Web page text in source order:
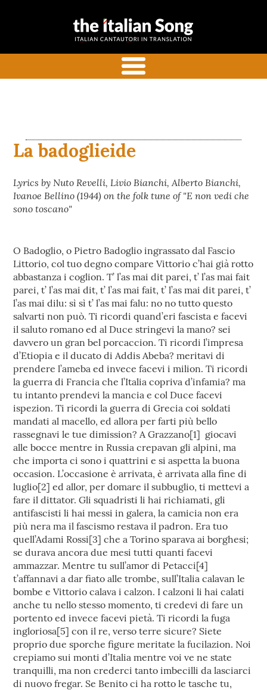
the italian
with commentaries
La badoglieide
Lyrics by Nuto Revelli, Livio Bianchi, Alberto Bianchi,
Ivanoe Bellino (1944) on the folk tune of "E non vedi che
sono toscano"
O Badoglio, o Pietro Badoglio ingrassato dal Fascio
Littorio, col tuo degno compare Vittorio c’hai già rotto
abbastanza i coglion. T’ l’as mai dit parei, t’ l’as mai fait
parei, t’ l’as mai dit, t’ l’as mai fait, t’ l’as mai dit parei, t’
l’as mai dilu: sì sì t’ l’as mai falu: no no tutto questo
salvarti non può. Ti ricordi quand’eri fascista e facevi
il saluto romano ed al Duce stringevi la mano? sei
davvero un gran bel porcaccion. Ti ricordi l’impresa
d’Etiopia e il ducato di Addis Abeba? meritavi di
prendere l’ameba ed invece facevi i milion. Ti ricordi
la guerra di Francia che l’Italia copriva d’infamia? ma
tu intanto prendevi la mancia e col Duce facevi
ispezion. Ti ricordi la guerra di Grecia coi soldati
mandati al macello, ed allora per farti più bello
rassegnavi le tue dimission? A Grazzano[1] giocavi
alle bocce mentre in Russia crepavan gli alpini, ma
che importa ci sono i quattrini e si aspetta la buona
occasion. L’occasione è arrivata, è arrivata alla fine di
luglio[2] ed allor, per domare il subbuglio, ti mettevi a
fare il dittator. Gli squadristi li hai richiamati, gli
antifascisti li hai messi in galera, la camicia non era
più nera ma il fascismo restava il padron. Era tuo
quell’Adami Rossi[3] che a Torino sparava ai borghesi;
se durava ancora due mesi tutti quanti facevi
ammazzar. Mentre tu sull’amor di Petacci[4]
t’affannavi a dar fiato alle trombe, sull’Italia calavan le
bombe e Vittorio calava i calzon. I calzoni li hai calati
anche tu nello stesso momento, ti credevi di fare un
portento ed invece facevi pietà. Ti ricordi la fuga
ingloriosa[5] con il re, verso terre sicure? Siete
proprio due sporche figure meritate la fucilazion. Noi
crepiamo sui monti d’Italia mentre voi ve ne state
tranquilli, ma non crederci tanto imbecilli da lasciarci
di nuovo fregar. Se Benito ci ha rotto le tasche tu,